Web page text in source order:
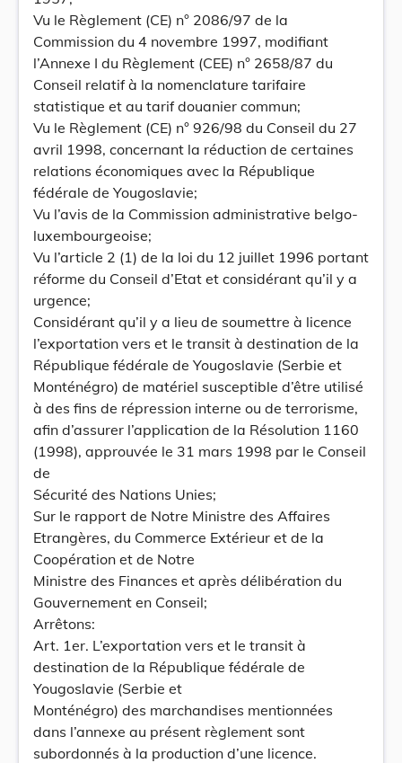
Vu le Règlement (CE) n° 2086/97 de la
Commission du 4 novembre 1997, modifiant
l’Annexe I du Règlement (CEE) n° 2658/87 du
Conseil relatif à la nomenclature tarifaire
statistique et au tarif douanier commun;
Vu le Règlement (CE) n° 926/98 du Conseil du 27
avril 1998, concernant la réduction de certaines
relations économiques avec la République
fédérale de Yougoslavie;
Vu l’avis de la Commission administrative belgo-
luxembourgeoise;
Vu l’article 2 (1) de la loi du 12 juillet 1996 portant
réforme du Conseil d’Etat et considérant qu’il y a
urgence;
Considérant qu’il y a lieu de soumettre à licence
l’exportation vers et le transit à destination de la
République fédérale de Yougoslavie (Serbie et
Monténégro) de matériel susceptible d’être utilisé
à des fins de répression interne ou de terrorisme,
afin d’assurer l’application de la Résolution 1160
(1998), approuvée le 31 mars 1998 par le Conseil
de
Sécurité des Nations Unies;
Sur le rapport de Notre Ministre des Affaires
Etrangères, du Commerce Extérieur et de la
Coopération et de Notre
Ministre des Finances et après délibération du
Gouvernement en Conseil;
Arrêtons:
Art. 1er. L’exportation vers et le transit à
destination de la République fédérale de
Yougoslavie (Serbie et
Monténégro) des marchandises mentionnées
dans l’annexe au présent règlement sont
subordonnés à la production d’une licence.